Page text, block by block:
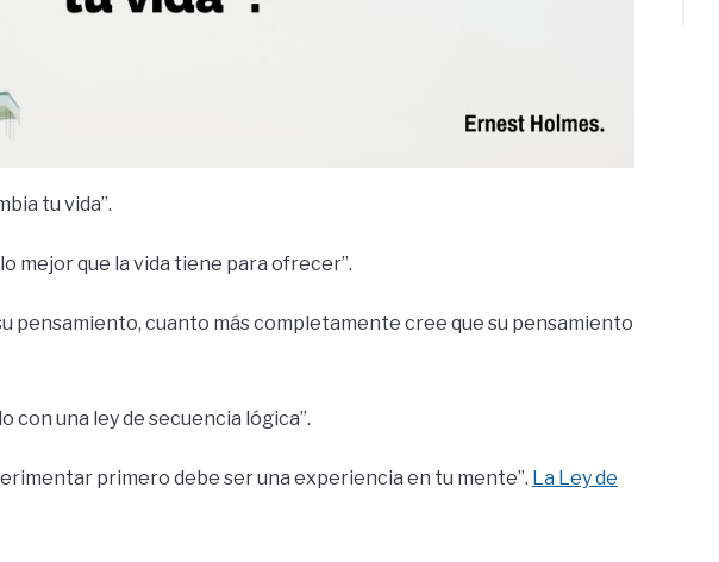
tu vida”.
mejor que la vida tiene para ofrecer”.
pensamiento, cuanto más completamente cree que su pensamiento
con una ley de secuencia lógica”.
primero debe ser una experiencia en tu mente”. La Ley de